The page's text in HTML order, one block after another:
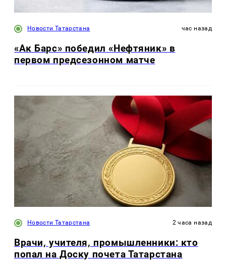
Новости Татарстана час назад
«Ак Барс» победил «Нефтяник» в
первом предсезонном матче
Новости Татарстана 2 часа назад
Врачи, учителя, промышленники: кто
попал на Доску почета Татарстана